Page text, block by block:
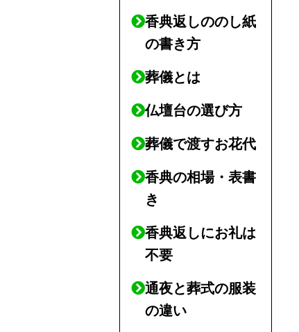
香典返しののし紙
の書き方
葬儀とは
仏壇台の選び方
葬儀で渡すお花代
香典の相場・表書
き
香典返しにお礼は
不要
通夜と葬式の服装
の違い